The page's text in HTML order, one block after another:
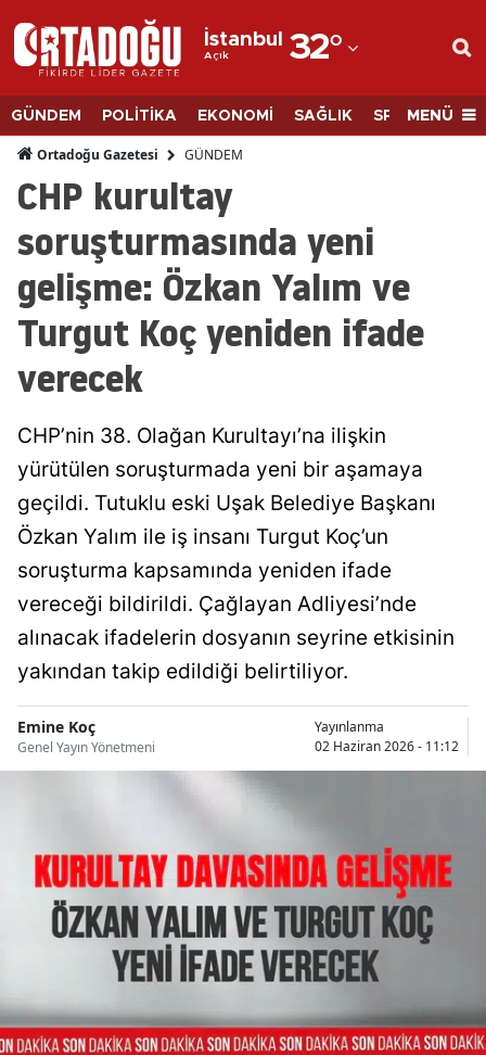
İstanbul
Açık 32°
Adana
Adıyaman
Afyonkarahisar
Ağrı
Amasya
Ankara
Antalya
Balıkesir
Bilecik
Bitlis
Bolu
Burdur
Çanakkale
Çorum
Denizli
Diyarbakır
Elazığ
GÜNDEM POLİTİKA EKONOMİ SAĞLIK SPORMENÜ
Ortadoğu Gazetesi GÜNDEM
CHP kurultay
soruşturmasında yeni
gelişme: Özkan Yalım ve
Turgut Koç yeniden ifade
verecek
CHP’nin 38. Olağan Kurultayı’na ilişkin
yürütülen soruşturmada yeni bir aşamaya
geçildi. Tutuklu eski Uşak Belediye Başkanı
Özkan Yalım ile iş insanı Turgut Koç’un
soruşturma kapsamında yeniden ifade
vereceği bildirildi. Çağlayan Adliyesi’nde
alınacak ifadelerin dosyanın seyrine etkisinin
yakından takip edildiği belirtiliyor.
Emine Koç
Genel Yayın Yönetmeni
Yayınlanma
02 Haziran 2026 - 11:12